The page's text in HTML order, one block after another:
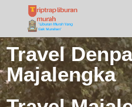
Travel
Majalengka